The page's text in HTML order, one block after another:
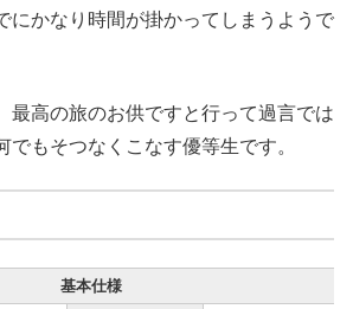
にかなり時間が掛かってしまうようで
最高の旅のお供ですと行って過言では
でもそつなくこなす優等生です。
基本仕様